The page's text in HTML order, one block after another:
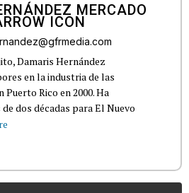
MERCADO
Damaris Hernández
en la industria de las
Puerto Rico en 2000. Ha
dos décadas para El Nuevo